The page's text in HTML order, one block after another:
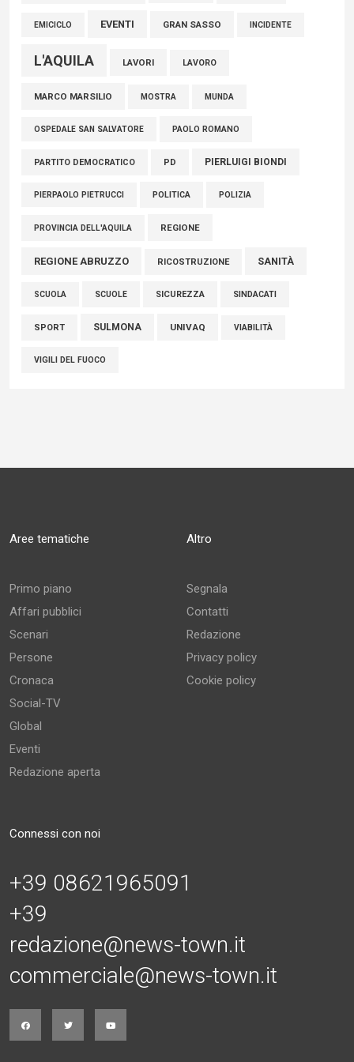
EMICICLO EVENTI GRAN SASSO INCIDENTE
L'AQUILA LAVORI LAVORO
MARCO MARSILIO MOSTRA MUNDA
OSPEDALE SAN SALVATORE PAOLO ROMANO
PARTITO DEMOCRATICO PD PIERLUIGI BIONDI
PIERPAOLO PIETRUCCI POLITICA POLIZIA
PROVINCIA DELL'AQUILA REGIONE
REGIONE ABRUZZO RICOSTRUZIONE SANITÀ
SCUOLA SCUOLE SICUREZZA SINDACATI
SPORT SULMONA UNIVAQ VIABILITÀ
VIGILI DEL FUOCO
Aree tematiche
Primo piano
Affari pubblici
Scenari
Persone
Cronaca
Social-TV
Global
Eventi
Redazione aperta
Altro
Segnala
Contatti
Redazione
Privacy policy
Cookie policy
Connessi con noi
+39 08621965091
+39
redazione@news-town.it
commerciale@news-town.it